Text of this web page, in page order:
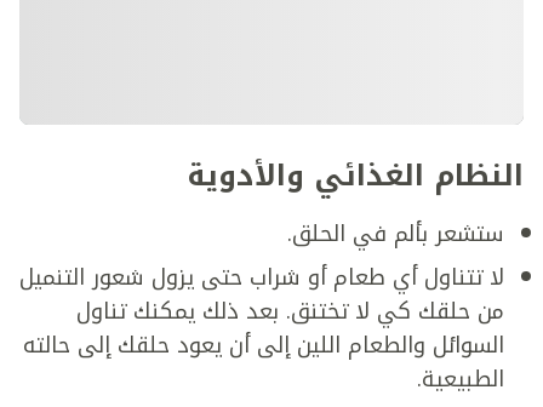
النظام الغذائي والأدوية
ستشعر بألم في الحلق.
لا تتناول أي طعام أو شراب حتى يزول شعور التنميل
من حلقك كي لا تختنق. بعد ذلك يمكنك تناول
السوائل والطعام اللين إلى أن يعود حلقك إلى حالته
الطبيعية.